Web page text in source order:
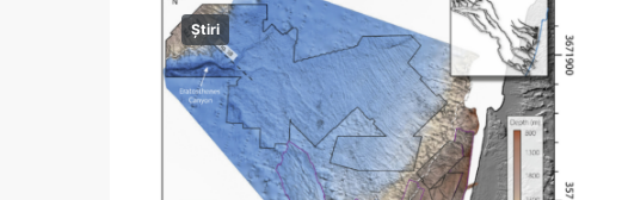
Știri